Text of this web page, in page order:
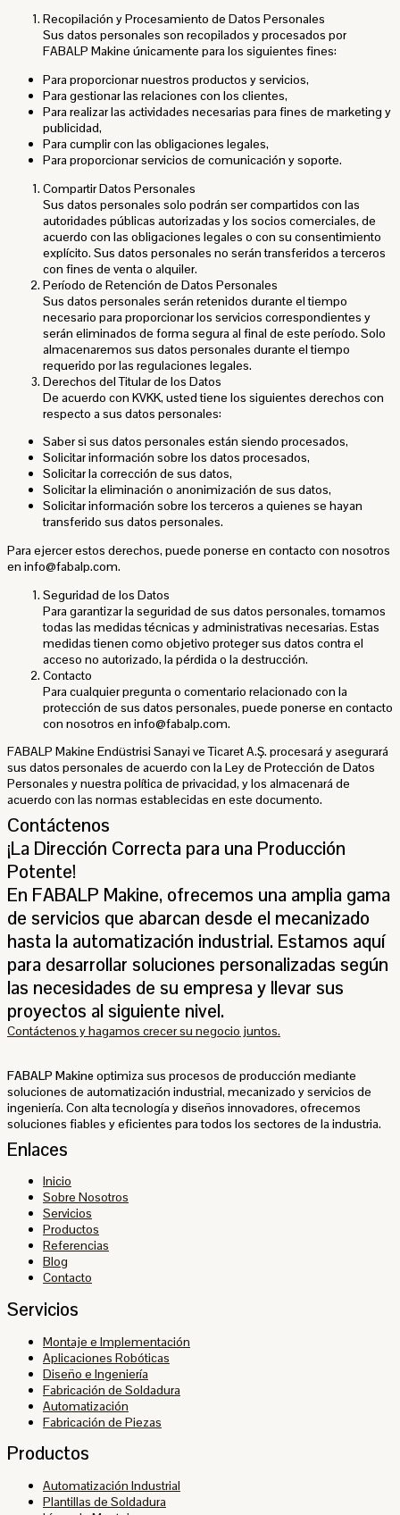
Recopilación y Procesamiento de Datos Personales
Sus datos personales son recopilados y procesados por
FABALP Makine únicamente para los siguientes fines:
Para proporcionar nuestros productos y servicios,
Para gestionar las relaciones con los clientes,
Para realizar las actividades necesarias para fines de marketing y
publicidad,
Para cumplir con las obligaciones legales,
Para proporcionar servicios de comunicación y soporte.
Compartir Datos Personales
Sus datos personales solo podrán ser compartidos con las
autoridades públicas autorizadas y los socios comerciales, de
acuerdo con las obligaciones legales o con su consentimiento
explícito. Sus datos personales no serán transferidos a terceros
con fines de venta o alquiler.
Período de Retención de Datos Personales
Sus datos personales serán retenidos durante el tiempo
necesario para proporcionar los servicios correspondientes y
serán eliminados de forma segura al final de este período. Solo
almacenaremos sus datos personales durante el tiempo
requerido por las regulaciones legales.
Derechos del Titular de los Datos
De acuerdo con KVKK, usted tiene los siguientes derechos con
respecto a sus datos personales:
Saber si sus datos personales están siendo procesados,
Solicitar información sobre los datos procesados,
Solicitar la corrección de sus datos,
Solicitar la eliminación o anonimización de sus datos,
Solicitar información sobre los terceros a quienes se hayan
transferido sus datos personales.
Para ejercer estos derechos, puede ponerse en contacto con nosotros
en info@fabalp.com.
Seguridad de los Datos
Para garantizar la seguridad de sus datos personales, tomamos
todas las medidas técnicas y administrativas necesarias. Estas
medidas tienen como objetivo proteger sus datos contra el
acceso no autorizado, la pérdida o la destrucción.
Contacto
Para cualquier pregunta o comentario relacionado con la
protección de sus datos personales, puede ponerse en contacto
con nosotros en info@fabalp.com.
FABALP Makine Endüstrisi Sanayi ve Ticaret A.Ş. procesará y asegurará
sus datos personales de acuerdo con la Ley de Protección de Datos
Personales y nuestra política de privacidad, y los almacenará de
acuerdo con las normas establecidas en este documento.
Contáctenos
¡La Dirección Correcta para una Producción
Potente!
En FABALP Makine, ofrecemos una amplia gama
de servicios que abarcan desde el mecanizado
hasta la automatización industrial. Estamos aquí
para desarrollar soluciones personalizadas según
las necesidades de su empresa y llevar sus
proyectos al siguiente nivel.
Contáctenos y hagamos crecer su negocio juntos.
FABALP Makine optimiza sus procesos de producción mediante
soluciones de automatización industrial, mecanizado y servicios de
ingeniería. Con alta tecnología y diseños innovadores, ofrecemos
soluciones fiables y eficientes para todos los sectores de la industria.
Enlaces
Inicio
Sobre Nosotros
Servicios
Productos
Referencias
Blog
Contacto
Servicios
Montaje e Implementación
Aplicaciones Robóticas
Diseño e Ingeniería
Fabricación de Soldadura
Automatización
Fabricación de Piezas
Productos
Automatización Industrial
Plantillas de Soldadura